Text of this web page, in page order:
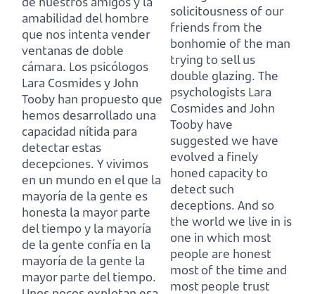
amabilidad del hombre
que nos intenta vender
ventanas de doble
cámara. Los psicólogos
Lara Cosmides y John
Tooby han propuesto que
hemos desarrollado una
capacidad nítida para
detectar estas
decepciones. Y vivimos
en un mundo en el que la
mayoría de la gente es
honesta la mayor parte
del tiempo y la mayoría
de la gente confía en la
mayoría de la gente la
mayor parte del tiempo.
solicitousness of our
friends from the
bonhomie of the man
trying to sell us
double glazing. The
psychologists Lara
Cosmides and John
Tooby have
suggested we have
evolved a finely
honed capacity to
detect such
deceptions. And so
the world we live in is
one in which most
people are honest
most of the time and
most people trust